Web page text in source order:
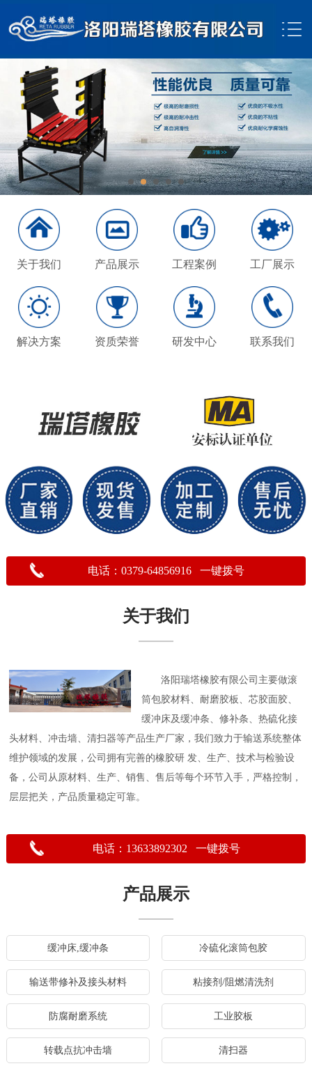
关于我们 产品展示 工程案例 工厂展示
解决方案 资质荣誉 研发中心 联系我们
电话：0379-64856916 一键拨号
关于我们
洛阳瑞塔橡胶有限公司主要做滚
筒包胶材料、耐磨胶板、芯胶面胶、
缓冲床及缓冲条、修补条、热硫化接
头材料、冲击墙、清扫器等产品生产厂家，我们致力于输送系统整体
维护领域的发展，公司拥有完善的橡胶研 发、生产、技术与检验设
备，公司从原材料、生产、销售、售后等每个环节入手，严格控制，
层层把关，产品质量稳定可靠。
电话：13633892302 一键拨号
产品展示
缓冲床,缓冲条 冷硫化滚筒包胶
输送带修补及接头材料 粘接剂/阻燃清洗剂
防腐耐磨系统 工业胶板
转载点抗冲击墙 清扫器